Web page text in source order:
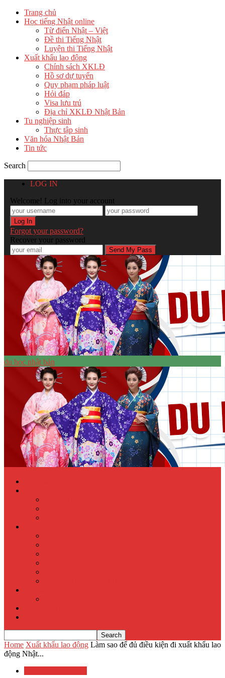
Trang chủ
Học tiếng Nhật online
Từ điển Nhật – Việt
Đề thi Tiếng Nhật
Luyện thi Tiếng Nhật
Xuất khẩu lao động
Chính sách XKLĐ
Hồ sơ dự tuyển
Quy phạm pháp luật
Hỏi đáp
Visa lưu trú
Địa chỉ XKLĐ Nhật Bản
Tu nghiệp sinh
Thực tập sinh
Văn hóa Nhật Bản
Tin tức
Search
LOG IN
Welcome! Log into your account
Forgot your password?
Recover your password
du học nhật bản
Home Xuất khẩu lao động Làm sao để đủ điều kiện đi xuất khẩu lao
động Nhật...